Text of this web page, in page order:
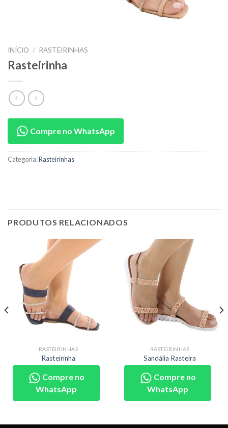
INÍCIO / RASTEIRINHAS
Rasteirinha
Compre no WhatsApp
Categoria:Rasteirinhas
PRODUTOS RELACIONADOS
RASTEIRINHAS
Rasteirinha
Compre no
WhatsApp
RASTEIRINHAS
Sandália Rasteira
Compre no
WhatsApp